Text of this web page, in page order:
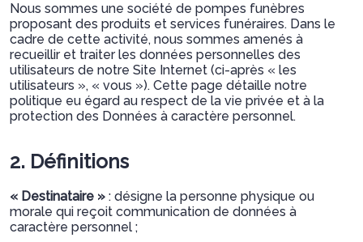
Nous sommes une société de pompes funèbres
proposant des produits et services funéraires. Dans le
cadre de cette activité, nous sommes amenés à
recueillir et traiter les données personnelles des
utilisateurs de notre Site Internet (ci-après « les
utilisateurs », « vous »). Cette page détaille notre
politique eu égard au respect de la vie privée et à la
protection des Données à caractère personnel.
2. Définitions
« Destinataire » : désigne la personne physique ou
morale qui reçoit communication de données à
caractère personnel ;